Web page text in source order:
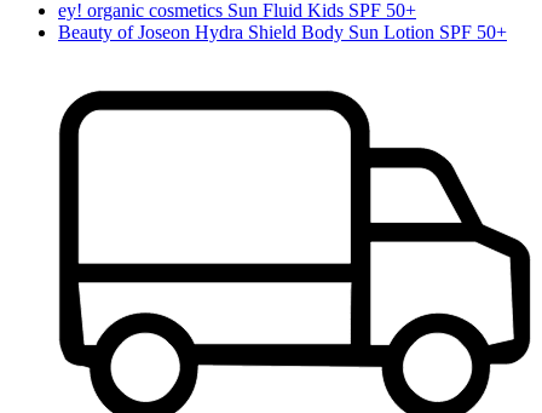
ey! organic cosmetics Sun Fluid Kids SPF 50+
Beauty of Joseon Hydra Shield Body Sun Lotion SPF 50+